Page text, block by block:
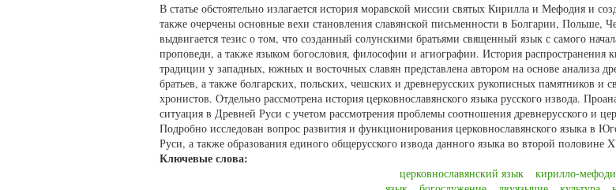
В статье обстоятельно излагается история моравской миссии святых Кирилла и Мефодия и
также очерчены основные вехи становления славянской письменности в Болгарии, Польше,
выдвигается тезис о том, что созданный солунскими братьями священный язык с самого
проповеди, а также языком богословия, философии и агиографии. История распространения
традиции у западных, южных и восточных славян представлена автором на основе анализа
братьев, а также болгарских, польских, чешских и древнерусских рукописных памятников и
хронистов. Отдельно рассмотрена история церковнославянского языка русского извода.
ситуация в Древней Руси с учетом рассмотрения проблемы соотношения древнерусского и
Подробно исследован вопрос развития и функционирования церковнославянского языка в
Руси, а также образования единого общерусского извода данного языка во второй половине
Ключевые слова:
церковнославянский язык кирилло-